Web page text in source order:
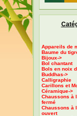
Appareils de
Baume du
Bijoux->
Bol chantant
Bols en noix
Buddhas->
Calligraphie
Carillons et
Céramique->
Chaussons à
fermé
Chaussons à
ouvert